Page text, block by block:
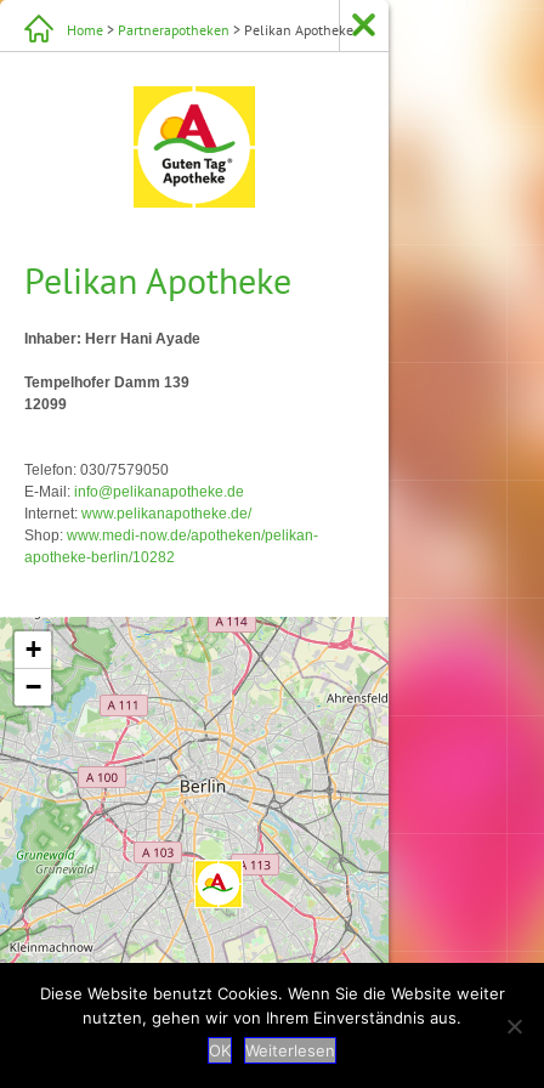
Home > Partnerapotheken > Pelikan Apotheke
Pelikan Apotheke
Inhaber: Herr Hani Ayade
Tempelhofer Damm 139
12099
Telefon: 030/7579050
E-Mail: info@pelikanapotheke.de
Internet: www.pelikanapotheke.de/
Shop: www.medi-now.de/apotheken/pelikan-
apotheke-berlin/10282
Karte wird geladen...
+
−
Diese Website benutzt Cookies. Wenn Sie die Website weiter
nutzten, gehen wir von Ihrem Einverständnis aus.
OK
Weiterlesen